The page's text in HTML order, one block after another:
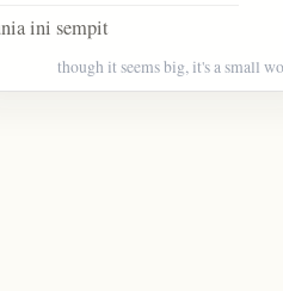
ini sempit
though it seems big, it's a small